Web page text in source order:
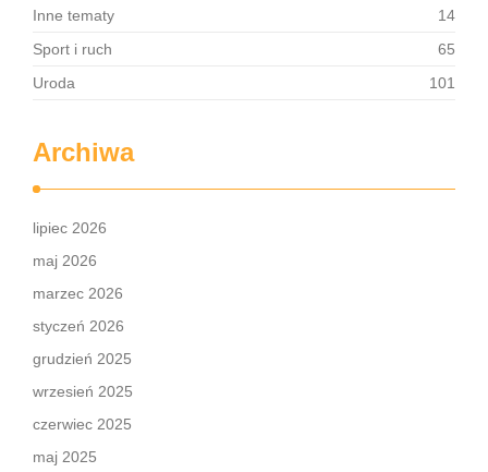
Inne tematy
14
Sport i ruch
65
Uroda
101
Archiwa
lipiec 2026
maj 2026
marzec 2026
styczeń 2026
grudzień 2025
wrzesień 2025
czerwiec 2025
maj 2025